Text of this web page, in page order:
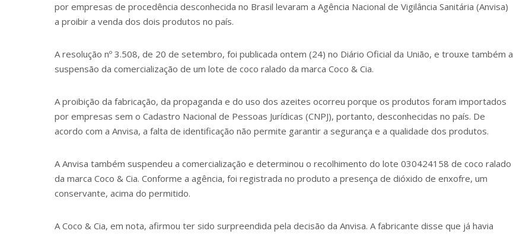
por empresas de procedência desconhecida no Brasil levaram a Agência Nacional de Vigilância Sanitária (Anvisa)
a proibir a venda dos dois produtos no país.
Aresolução nº 3.508, de 20 de setembro, foi publicada ontem (24) no Diário Oficial da União, e trouxe também a
suspensão da comercialização de um lote de coco ralado da marca Coco & Cia.
A proibição da fabricação, da propaganda e do uso dos azeites ocorreu porque os produtos foram importados
por empresas sem o Cadastro Nacional de Pessoas Jurídicas (CNPJ), portanto, desconhecidas no país. De
acordo com a Anvisa, a falta de identificação não permite garantir a segurança e a qualidade dos produtos.
A Anvisa também suspendeu a comercialização e determinou o recolhimento do lote 030424158 de coco ralado
da marca Coco & Cia. Conforme a agência, foi registrada no produto a presença de dióxido de enxofre, um
conservante, acima do permitido.
A Coco & Cia, em nota, afirmou ter sido surpreendida pela decisão da Anvisa. A fabricante disse que já havia